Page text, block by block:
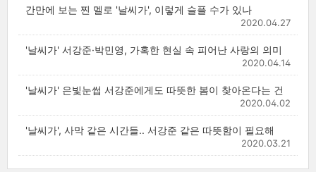
간만에 보는 찐 멜로 '날씨가', 이렇게 슬플 수가 있나
2020.04.27
'날씨가' 서강준·박민영, 가혹한 현실 속 피어난 사랑의 의미
2020.04.14
'날씨가' 은빛눈썹 서강준에게도 따뜻한 봄이 찾아온다는 건
2020.04.02
'날씨가', 사막 같은 시간들.. 서강준 같은 따뜻함이 필요해
2020.03.21